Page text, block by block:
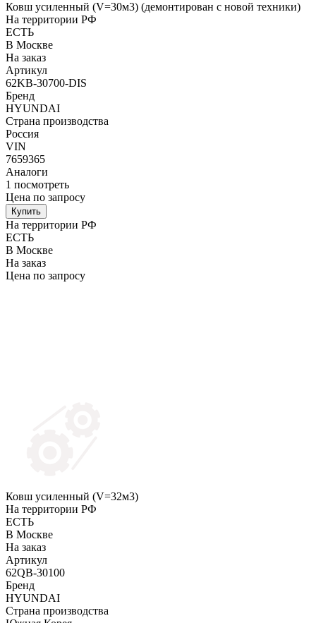
Ковш усиленный (V=30м3) (демонтирован с новой техники)
На территории РФ
ЕСТЬ
В Москве
На заказ
Артикул
62KB-30700-DIS
Бренд
HYUNDAI
Страна производства
Россия
VIN
7659365
Аналоги
1 посмотреть
Цена по запросу
Купить
На территории РФ
ЕСТЬ
В Москве
На заказ
Цена по запросу
Ковш усиленный (V=32м3)
На территории РФ
ЕСТЬ
В Москве
На заказ
Артикул
62QB-30100
Бренд
HYUNDAI
Страна производства